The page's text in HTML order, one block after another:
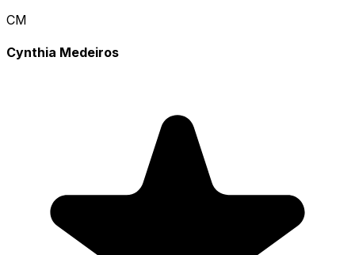
CM
Cynthia Medeiros